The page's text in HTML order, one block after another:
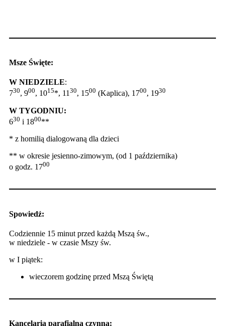
Msze Święte:
W NIEDZIELE:
730, 900, 1015*, 1130, 1500 (Kaplica), 1700, 1930
W TYGODNIU:
630 i 1800**
* z homilią dialogowaną dla dzieci
** w okresie jesienno-zimowym, (od 1 października)
o godz. 1700
Spowiedź:
Codziennie 15 minut przed każdą Mszą św.,
w niedziele - w czasie Mszy św.
w I piątek:
wieczorem godzinę przed Mszą Świętą
Kancelaria parafialna czynna: